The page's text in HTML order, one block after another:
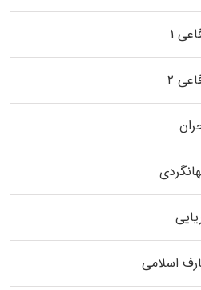
۱
۲
اسلامی